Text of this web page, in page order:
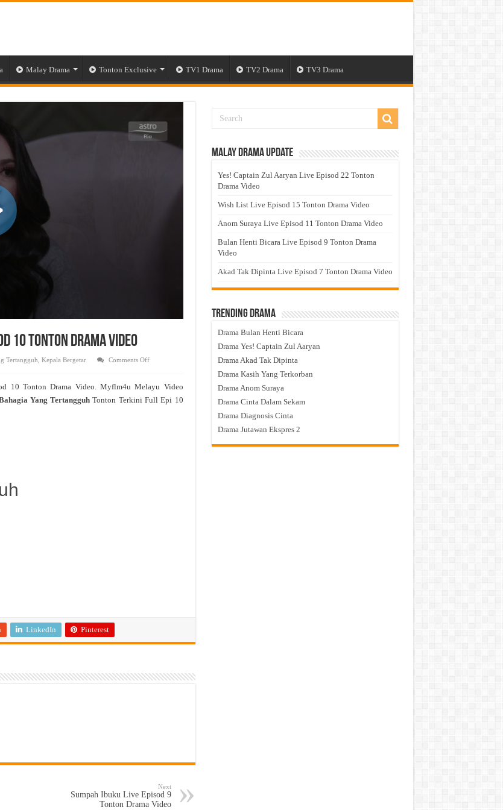
Malay Drama Tonton Exclusive TV1 Drama TV2 Drama TV3 Drama
10 Tonton Drama Video
Tertangguh Kepala Bergetar Comments Offon
Live
10
10 Tonton Drama Video. Myflm4u Melayu Video
Yang TertangguhTonton Terkini Full Epi 10
LinkedIn Pinterest
Next
Sumpah Ibuku Live Episod 9
Tonton Drama Video
Malay Drama Update
Yes! Captain Zul Aaryan Live Episod 22 Tonton
Drama Video
Wish List Live Episod 15 Tonton Drama Video
Anom Suraya Live Episod 11 Tonton Drama Video
Bulan Henti Bicara Live Episod 9 Tonton Drama
Video
Akad Tak Dipinta Live Episod 7 Tonton Drama Video
Trending Drama
Drama Bulan Henti Bicara
Drama Yes! Captain Zul Aaryan
Drama Akad Tak Dipinta
Drama Kasih Yang Terkorban
Drama Anom Suraya
Drama Cinta Dalam Sekam
Drama Diagnosis Cinta
Drama Jutawan Ekspres 2